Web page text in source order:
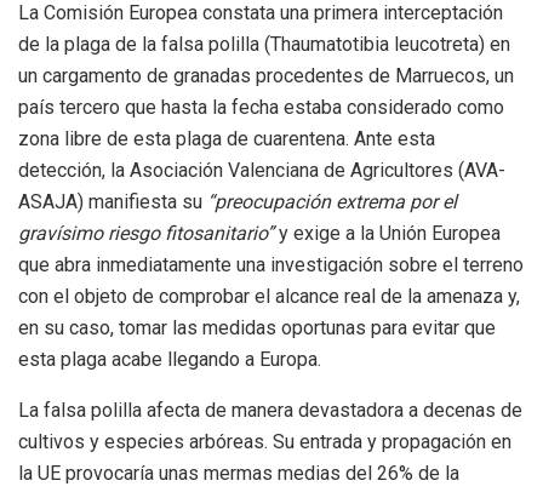
La Comisión Europea constata una primera interceptación
de la plaga de la falsa polilla (Thaumatotibia leucotreta) en
un cargamento de granadas procedentes de Marruecos, un
país tercero que hasta la fecha estaba considerado como
zona libre de esta plaga de cuarentena. Ante esta
detección, la Asociación Valenciana de Agricultores (AVA-
ASAJA) manifiesta su “preocupación extrema por el
gravísimo riesgo fitosanitario”y exige a la Unión Europea
que abra inmediatamente una investigación sobre el terreno
con el objeto de comprobar el alcance real de la amenaza y,
en su caso, tomar las medidas oportunas para evitar que
esta plaga acabe llegando a Europa.
La falsa polilla afecta de manera devastadora a decenas de
cultivos y especies arbóreas. Su entrada y propagación en
la UE provocaría unas mermas medias del 26% de la